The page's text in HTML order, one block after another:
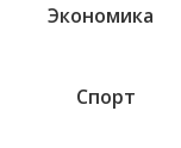
Экономика
Спорт